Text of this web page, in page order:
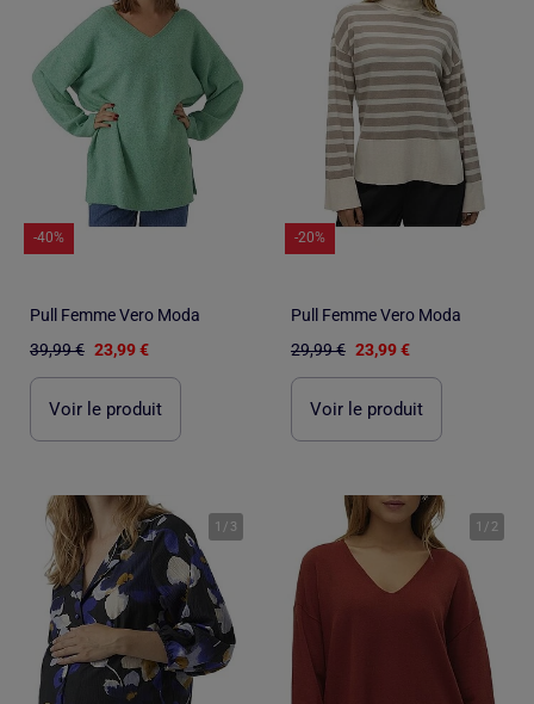
-40%
Pull Femme Vero Moda
39,99 € 23,99 €
Voir le produit
-20%
Pull Femme Vero Moda
29,99 € 23,99 €
Voir le produit
1 / 3 1 / 2